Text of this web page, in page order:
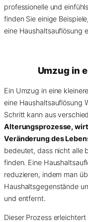
professionelle und
finden Sie einige
eine Haushaltsauflösung
Umzug in
Ein Umzug in eine
eine Haushaltsauflösung
Schritt kann aus
Alterungsprozesse,
Veränderung des
bedeutet, dass nicht alle
finden. Eine
reduzieren, indem man
Haushaltsgegenstände
und entfernt.
Dieser Prozess